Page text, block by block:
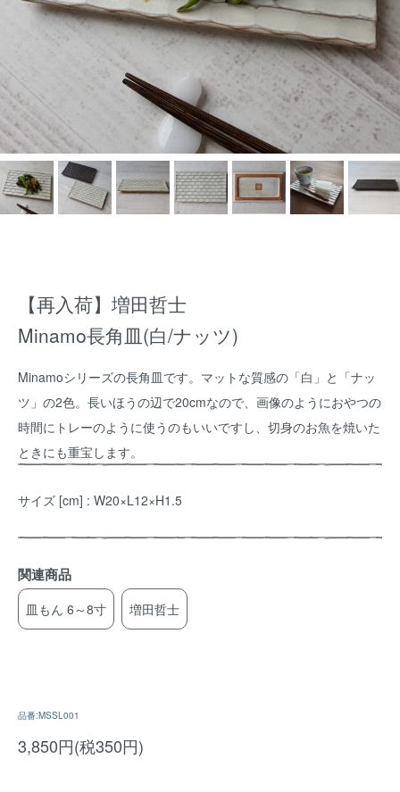
【再入荷】増田哲士
Minamo長角皿(白/ナッツ)
Minamoシリーズの長角皿です。マットな質感の「白」と「ナッ
ツ」の2色。長いほうの辺で20cmなので、画像のようにおやつの
時間にトレーのように使うのもいいですし、切身のお魚を焼いた
ときにも重宝します。
サイズ [cm] : W20×L12×H1.5
関連商品
皿もん 6～8寸 増田哲士
品番:MSSL001
3,850円(税350円)